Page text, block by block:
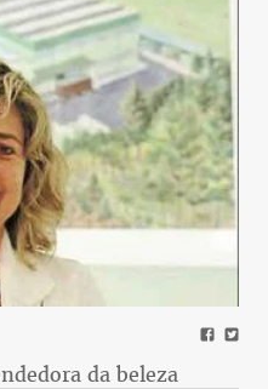
da beleza